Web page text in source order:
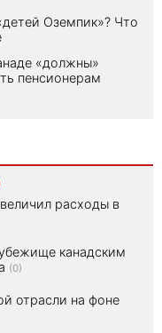
Оземпик»? Что
«должны»
пенсионерам
расходы в
канадским
(0)
отрасли на фоне